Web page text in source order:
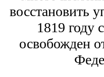
восстановить
1819 году
освобожден